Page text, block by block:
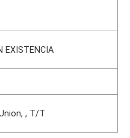
EXISTENCIA
, T/T